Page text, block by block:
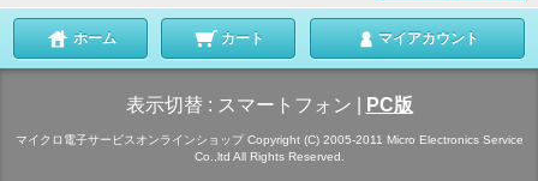
ホーム カート マイアカウント
表示切替 : スマートフォン PC版
マイクロ電子サービスオンラインショップ Copyright (C) 2005-2011 Micro Electronics Service
Co.,ltd All Rights Reserved.